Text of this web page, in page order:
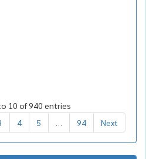
10 of 940 entries
4 5 94 Next